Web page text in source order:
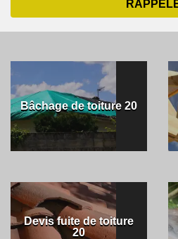
Bâchage de toiture 20
Devis fuite de toiture
20